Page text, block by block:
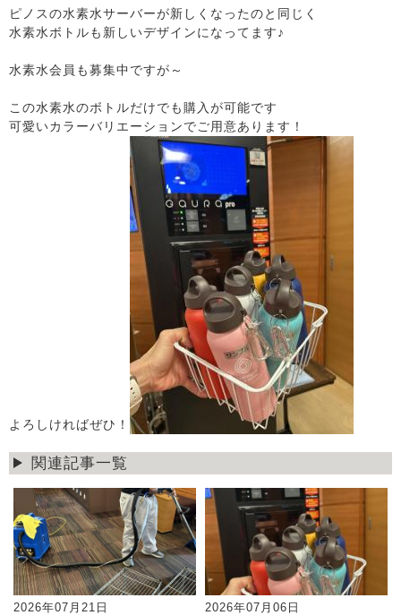
ピノスの水素水サーバーが新しくなったのと同じく
水素水ボトルも新しいデザインになってます♪
水素水会員も募集中ですが～
この水素水のボトルだけでも購入が可能です
可愛いカラーバリエーションでご用意あります！
よろしければぜひ！
関連記事一覧
2026年07月21日 2026年07月06日